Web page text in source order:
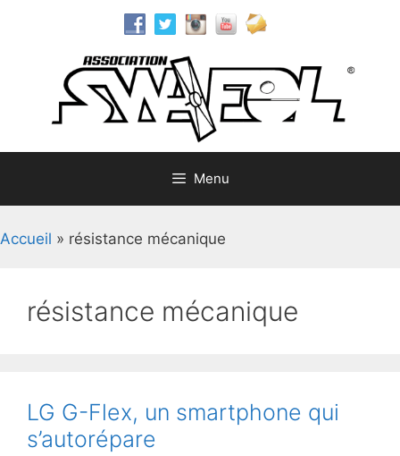
Menu
Accueil » résistance mécanique
résistance mécanique
LG G-Flex, un smartphone qui
s’autorépare